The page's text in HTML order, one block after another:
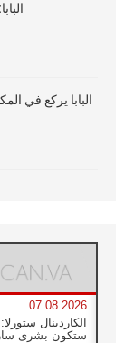
البابا يركع في
07.08.2026
الكاردينال
ستكون بشرى